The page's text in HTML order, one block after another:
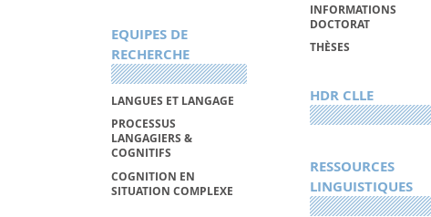
EQUIPES DE
RECHERCHE
LANGUES ET LANGAGE
PROCESSUS
LANGAGIERS &
COGNITIFS
COGNITION EN
SITUATION COMPLEXE
INFORMATIONS
DOCTORAT
THÈSES
HDR CLLE
RESSOURCES
LINGUISTIQUES